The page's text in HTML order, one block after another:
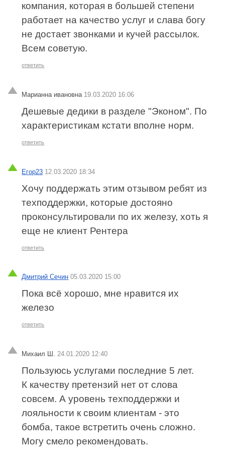
компания, которая в большей степени
работает на качество услуг и слава богу
не достает звонками и кучей рассылок.
Всем советую.
ответить
Марианна ивановна 19.03.2020 16:06
Дешевые дедики в разделе "Эконом". По
характеристикам кстати вполне норм.
ответить
Егор23 12.03.2020 18:34
Хочу поддержать этим отзывом ребят из
техподдержки, которые достояно
проконсультировали по их железу, хоть я
еще не клиент Рентера
ответить
Дмитрий Сечин 05.03.2020 15:00
Пока всё хорошо, мне нравится их
железо
ответить
Михаил Ш. 24.01.2020 12:40
Пользуюсь услугами последние 5 лет.
К качеству претензий нет от слова
совсем. А уровень техподдержки и
лояльности к своим клиентам - это
бомба, такое встретить очень сложно.
Могу смело рекомендовать.